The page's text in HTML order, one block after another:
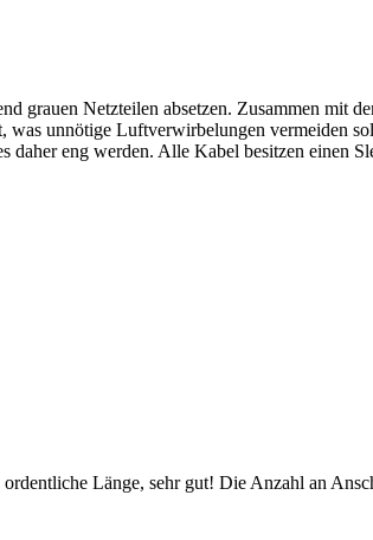
grauen Netzteilen absetzen. Zusammen mit
unnötige Luftverwirbelungen vermeiden
eng werden. Alle Kabel besitzen einen
Länge, sehr gut! Die Anzahl an